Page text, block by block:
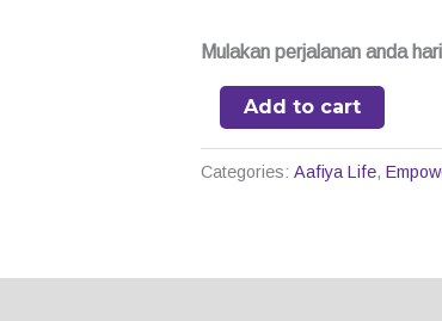
Mulakan perjalanan anda
Add to cart
Categories: Aafiya Life,